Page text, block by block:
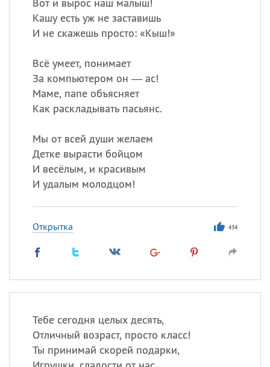
Кашу есть уж не заставишь
И не скажешь просто: «Кыш!»
Всё умеет, понимает
За компьютером он — ас!
Маме, папе объясняет
Как раскладывать пасьянс.
Мы от всей души желаем
Детке вырасти бойцом
И весёлым, и красивым
И удалым молодцом!
Открытка 434
Тебе сегодня целых десять,
Отличный возраст, просто класс!
Ты принимай скорей подарки,